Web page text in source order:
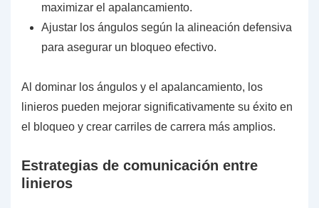
maximizar el apalancamiento.
Ajustar los ángulos según la alineación defensiva
para asegurar un bloqueo efectivo.
Al dominar los ángulos y el apalancamiento, los
linieros pueden mejorar significativamente su éxito en
el bloqueo y crear carriles de carrera más amplios.
Estrategias de comunicación entre
linieros